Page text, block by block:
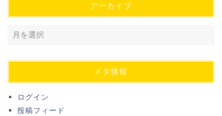
アーカイブ
メタ情報
ログイン
投稿フィード